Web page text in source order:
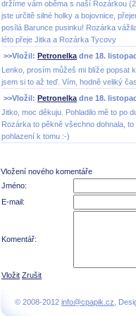
držíme vám oběma s naší Rozárkou
jste určitě silné holky a bojovnice,
posílá Barunce pusinku! Rozárka
léto přeje Jitka a Rozárka Tycovy
>>Vložil: Petronelka dne 18.
Lenko, prosím můžeš mi blíže popsat
jsem si to až teď. Vím, hodně veliký
>>Vložil: Petronelka dne 18.
Jitko, moc děkuju. Pohladilo mě to po
Rozárka to pěkně všechno dohnala,
pohlazení k tomu :-)
Vložení nového komentáře
Jméno:
E-mail:
Komentář:
Vložit Zrušit
© 2008-2012 info@cpapik.cz ,